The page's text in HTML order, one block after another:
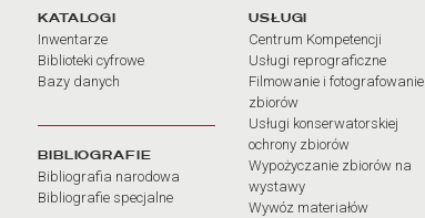
działów
KATALOGI
Inwentarze
Biblioteki cyfrowe
Bazy danych
BIBLIOGRAFIE
Bibliografia narodowa
Bibliografie specjalne
USŁUGI
Centrum Kompetencji
Usługi reprograficzne
Filmowanie i fotografowanie
zbiorów
Usługi konserwatorskiej
ochrony zbiorów
Wypożyczanie zbiorów na
wystawy
Wywóz materiałów